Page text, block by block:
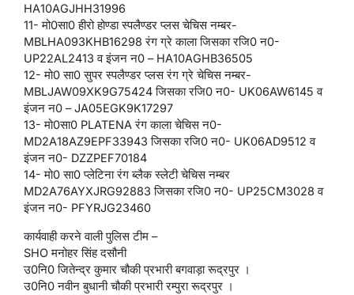
HA10AGJHH31996
11- मो0सा0 हीरो होण्डा स्पलैण्डर प्लस चेचिस नम्बर-
MBLHA093KHB16298 रंग ग्रे काला जिसका रजि0 न0-
UP22AL2413 व इंजन न0 – HA10AGHB36505
12- मो0 सा0 सुपर स्पलैण्डर प्लस रंग ग्रे चेचिस नम्बर-
MBLJAW09XK9G75424 जिसका रजि0 न0- UK06AW6145 व
इंजन न0 – JA05EGK9K17297
13- मो0सा0 PLATENA रंग काला चेचिस न0-
MD2A18AZ9EPF33943 जिसका रजि0 न0- UK06AD9512 व
इंजन न0- DZZPEF70184
14- मो0 सा0 प्लेटिना रंग ब्लैक स्लेटी चेचिस नम्बर
MD2A76AYXJRG92883 जिसका रजि0 न0- UP25CM3028 व
इंजन न0- PFYRJG23460
कार्यवाही करने वाली पुलिस टीम –
SHO मनोहर सिंह दसौनी
उ0नि0 जितेन्द्र कुमार चौकी प्रभारी बगवाड़ा रूद्रपुर ।
उ0नि0 नवीन बुधानी चौकी प्रभारी रम्पुरा रूद्रपुर ।